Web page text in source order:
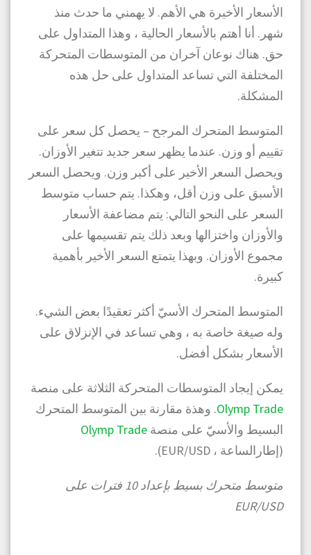
الأسعار الأخيرة هي الأهم. لا يهمني ما حدث منذ
شهر. أنا أهتم بالأسعار الحالية ، وهذا المتداول على
حق. هناك نوعان آخران من المتوسطات المتحركة
المختلفة التي تساعد المتداول على حل هذه
المشكلة.
المتوسط ​​المتحرك المرجح – يحصل كل سعر على
تقييم أو وزن. عندما يظهر سعر جديد تتغير الأوزان.
ويحصل السعر الأخير على أكبر وزن. ويحصل السعر
الأسبق على وزن أقل، وهكذا. يتم حساب متوسط ​​
السعر على النحو التالي: يتم مضاعفة الأسعار
والأوزان واختزالها وبعد ذلك يتم تقسيمها على
مجموع الأوزان. وبهذا يتمتع السعر الأخير بأهمية
كبيرة.
المتوسط ​​المتحرك الأسيّ أكثر تعقيدًا بعض الشيء.
وله صيغة خاصة به ، وهي تساعد في الإنزلاق على
الأسعار بشكل أفضل.
يمكن إيجاد المتوسطات المتحركة الثلاثة على منصة
Olymp Trade. وهذة مقارنة بين المتوسط المتحرك
البسيط والأسيّ على منصة Olymp Trade
(إطارالساعة ، EUR/USD).
متوسط ​​متحرك بسيط بإعداد 10 فترات على
EUR/USD